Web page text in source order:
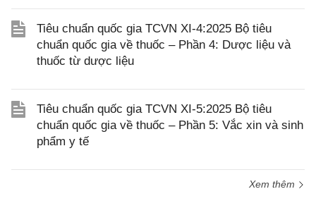
Tiêu chuẩn quốc gia TCVN XI-4:2025 Bộ tiêu
chuẩn quốc gia về thuốc – Phần 4: Dược liệu và
thuốc từ dược liệu
Tiêu chuẩn quốc gia TCVN XI-5:2025 Bộ tiêu
chuẩn quốc gia về thuốc – Phần 5: Vắc xin và sinh
phẩm y tế
Xem thêm